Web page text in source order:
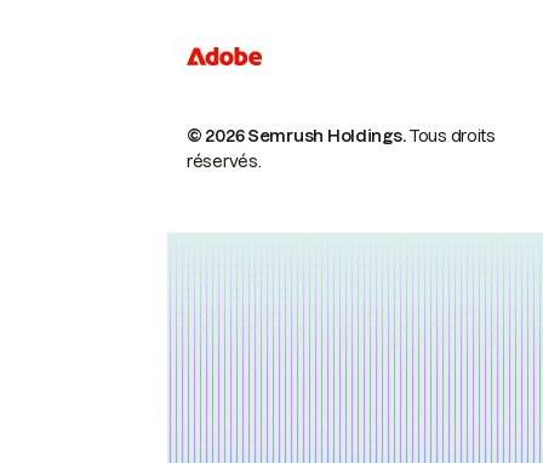
© 2026 Semrush Holdings.Tous droits
réservés.